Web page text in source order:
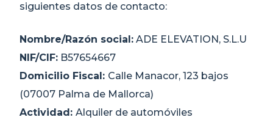
siguientes datos de contacto:
Nombre/Razón social: ADE ELEVATION, S.L.U
NIF/CIF: B57654667
Domicilio Fiscal: Calle Manacor, 123 bajos
(07007 Palma de Mallorca)
Actividad: Alquiler de automóviles